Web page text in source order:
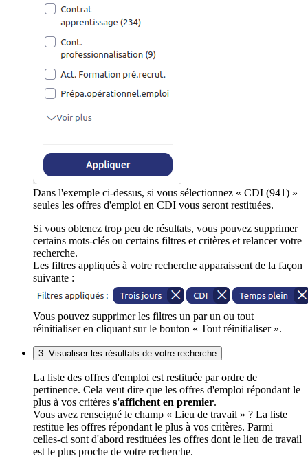
Dans l'exemple ci-dessus, si vous sélectionnez « CDI (941) »
seules les offres d'emploi en CDI vous seront restituées.
Si vous obtenez trop peu de résultats, vous pouvez supprimer
certains mots-clés ou certains filtres et critères et relancer votre
recherche.
Les filtres appliqués à votre recherche apparaissent de la façon
suivante :
Vous pouvez supprimer les filtres un par un ou tout
réinitialiser en cliquant sur le bouton « Tout réinitialiser ».
3. Visualiser les résultats de votre recherche
La liste des offres d'emploi est restituée par ordre de
pertinence. Cela veut dire que les offres d'emploi répondant le
plus à vos critères s'affichent en premier.
Vous avez renseigné le champ « Lieu de travail » ? La liste
restitue les offres répondant le plus à vos critères. Parmi
celles-ci sont d'abord restituées les offres dont le lieu de travail
est le plus proche de votre recherche.